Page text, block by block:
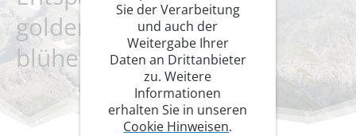
goldenen Herbst und
blühenden Frühling
Sie der Verarbeitung
und auch der
Weitergabe Ihrer
Daten an Drittanbieter
zu. Weitere
Informationen
erhalten Sie in unseren
Cookie Hinweisen.